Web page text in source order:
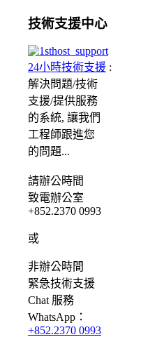
技術支援中心
24小時技術支援 :
解決問題/技術
支援/提供服務
的系統, 讓我們
工程師跟進您
的問題...
請辦公時間
致電辦公室
+852.2370 0993
或
非辦公時間
緊急技術支援
Chat 服務
WhatsApp：
+852.2370 0993